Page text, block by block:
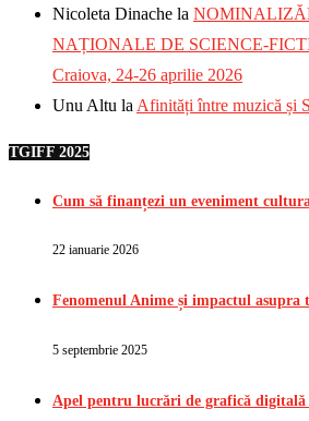
Nicoleta Dinache la
NAȚIONALE DE SCIENCE-
Craiova, 24-26 aprilie 2026
Unu Altu la Afinități între muzică și
TGIFF 2025
Cum să finanțezi un eveniment
22 ianuarie 2026
Fenomenul Anime și impactul asupra
5 septembrie 2025
Apel pentru lucrări de grafică digitală